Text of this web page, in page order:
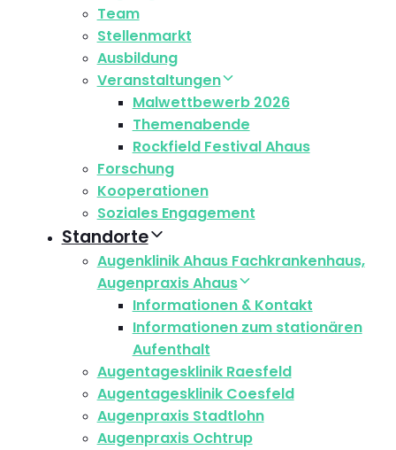
Team
Stellenmarkt
Ausbildung
Veranstaltungen
Malwettbewerb 2026
Themenabende
Rockfield Festival Ahaus
Forschung
Kooperationen
Soziales Engagement
Standorte
Augenklinik Ahaus Fachkrankenhaus,
Augenpraxis Ahaus
Informationen & Kontakt
Informationen zum stationären
Aufenthalt
Augentagesklinik Raesfeld
Augentagesklinik Coesfeld
Augenpraxis Stadtlohn
Augenpraxis Ochtrup